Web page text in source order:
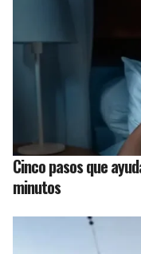
Cinco pasos que
minutos